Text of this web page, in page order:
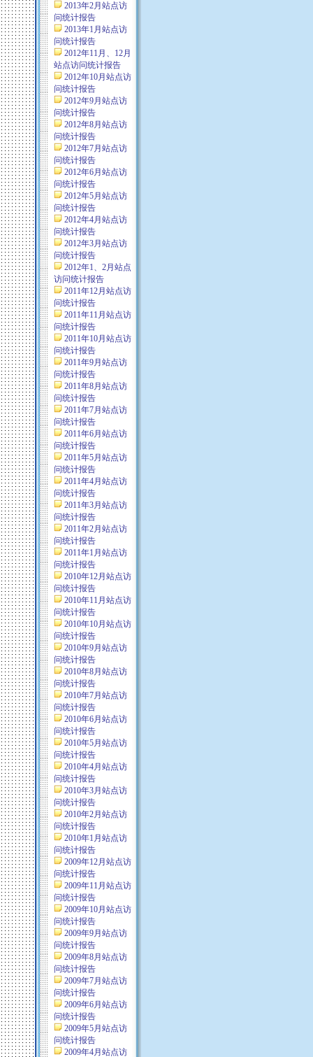
2013年2月站点访
问统计报告
2013年1月站点访
问统计报告
2012年11月、12月
站点访问统计报告
2012年10月站点访
问统计报告
2012年9月站点访
问统计报告
2012年8月站点访
问统计报告
2012年7月站点访
问统计报告
2012年6月站点访
问统计报告
2012年5月站点访
问统计报告
2012年4月站点访
问统计报告
2012年3月站点访
问统计报告
2012年1、2月站点
访问统计报告
2011年12月站点访
问统计报告
2011年11月站点访
问统计报告
2011年10月站点访
问统计报告
2011年9月站点访
问统计报告
2011年8月站点访
问统计报告
2011年7月站点访
问统计报告
2011年6月站点访
问统计报告
2011年5月站点访
问统计报告
2011年4月站点访
问统计报告
2011年3月站点访
问统计报告
2011年2月站点访
问统计报告
2011年1月站点访
问统计报告
2010年12月站点访
问统计报告
2010年11月站点访
问统计报告
2010年10月站点访
问统计报告
2010年9月站点访
问统计报告
2010年8月站点访
问统计报告
2010年7月站点访
问统计报告
2010年6月站点访
问统计报告
2010年5月站点访
问统计报告
2010年4月站点访
问统计报告
2010年3月站点访
问统计报告
2010年2月站点访
问统计报告
2010年1月站点访
问统计报告
2009年12月站点访
问统计报告
2009年11月站点访
问统计报告
2009年10月站点访
问统计报告
2009年9月站点访
问统计报告
2009年8月站点访
问统计报告
2009年7月站点访
问统计报告
2009年6月站点访
问统计报告
2009年5月站点访
问统计报告
2009年4月站点访